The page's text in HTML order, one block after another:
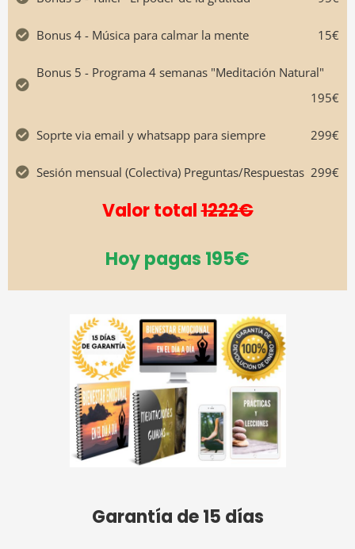
Bonus 4 - Música para calmar la mente 15€
Bonus 5 - Programa 4 semanas "Meditación Natural"
195€
Soprte via email y whatsapp para siempre 299€
Sesión mensual (Colectiva) Preguntas/Respuestas 299€
Valor total1222€
Hoy pagas 195€
Garantía de 15 días